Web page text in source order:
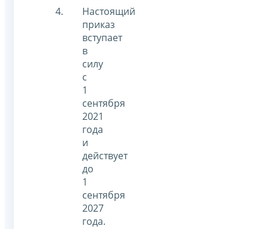
Настоящий
приказ
вступает
в
силу
с
1
сентября
2021
года
и
действует
до
1
сентября
2027
года.